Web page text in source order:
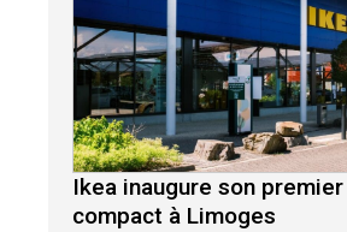
Ikea inaugure son
compact à Limoges